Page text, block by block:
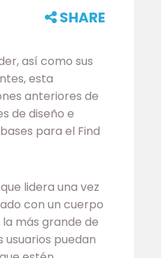
SHARE
así como sus
esta
anteriores de
de diseño e
para el Find
lidera una vez
con un cuerpo
más grande de
usuarios puedan